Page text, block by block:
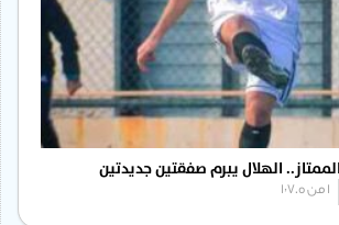
الهلال يبرم صفقتين جديدتين